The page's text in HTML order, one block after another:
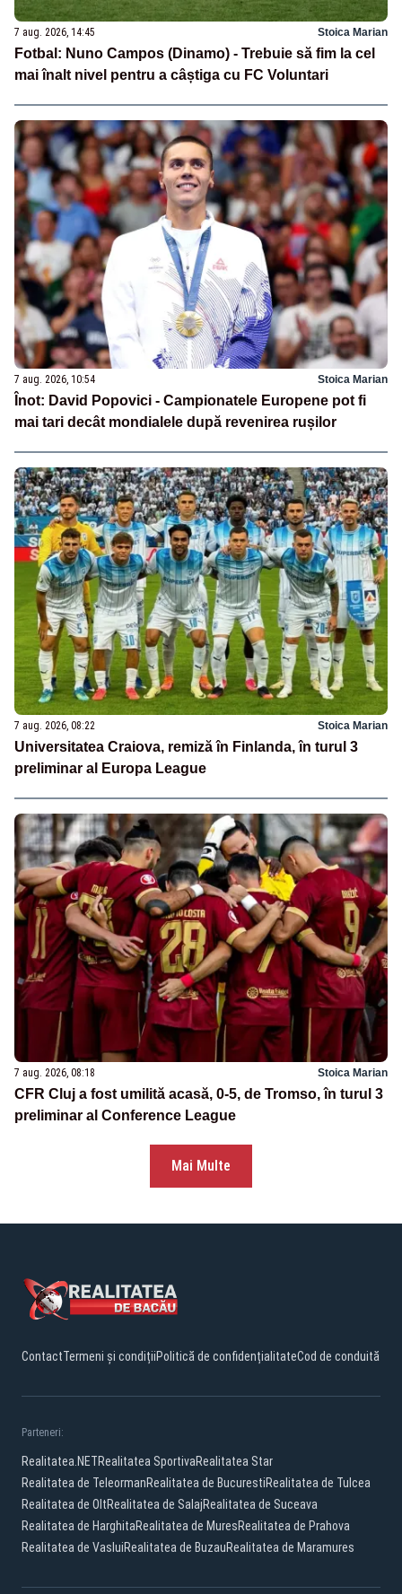
7 aug. 2026, 14:45 Stoica Marian
Fotbal: Nuno Campos (Dinamo) - Trebuie să fim la cel
mai înalt nivel pentru a câștiga cu FC Voluntari
7 aug. 2026, 10:54 Stoica Marian
Înot: David Popovici - Campionatele Europene pot fi
mai tari decât mondialele după revenirea rușilor
7 aug. 2026, 08:22 Stoica Marian
Universitatea Craiova, remiză în Finlanda, în turul 3
preliminar al Europa League
7 aug. 2026, 08:18 Stoica Marian
CFR Cluj a fost umilită acasă, 0-5, de Tromso, în turul 3
preliminar al Conference League
Mai Multe
ContactTermeni și condițiiPolitică de confidențialitateCod de conduită
Parteneri:
Realitatea.NETRealitatea SportivaRealitatea Star
Realitatea de TeleormanRealitatea de BucurestiRealitatea de Tulcea
Realitatea de OltRealitatea de SalajRealitatea de Suceava
Realitatea de HarghitaRealitatea de MuresRealitatea de Prahova
Realitatea de VasluiRealitatea de BuzauRealitatea de Maramures